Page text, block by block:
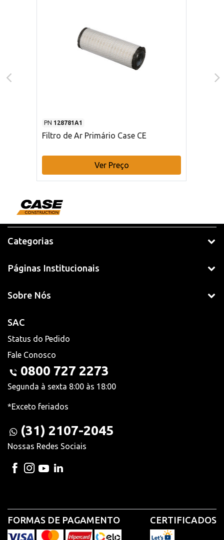
PN 128781A1
Filtro de Ar Primário Case CE
Ver Preço
Categorias
Páginas Institucionais
Sobre Nós
SAC
Status do Pedido
Fale Conosco
0800 727 2273
Segunda à sexta 8:00 às 18:00
*Exceto feriados
(31) 2107-2045
Nossas Redes Sociais
FORMAS DE PAGAMENTO CERTIFICADOS